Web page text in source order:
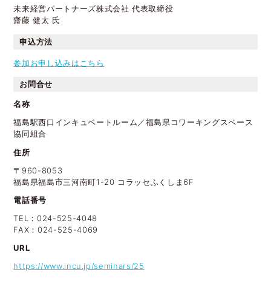
未来経営パートナーズ株式会社 代表取締役
齋藤 健太 氏
​申込方法
参加お申し込みはこちら
お問合せ
名称
福島駅西口インキュベートルーム／福島県コワーキングスペース
協同組合
住所
〒960-8053
福島県福島市三河南町1-20 コラッセふくしま6F
電話番号
TEL：024-525-4048
FAX：024-525-4069
URL
https://www.incu.jp/seminars/25